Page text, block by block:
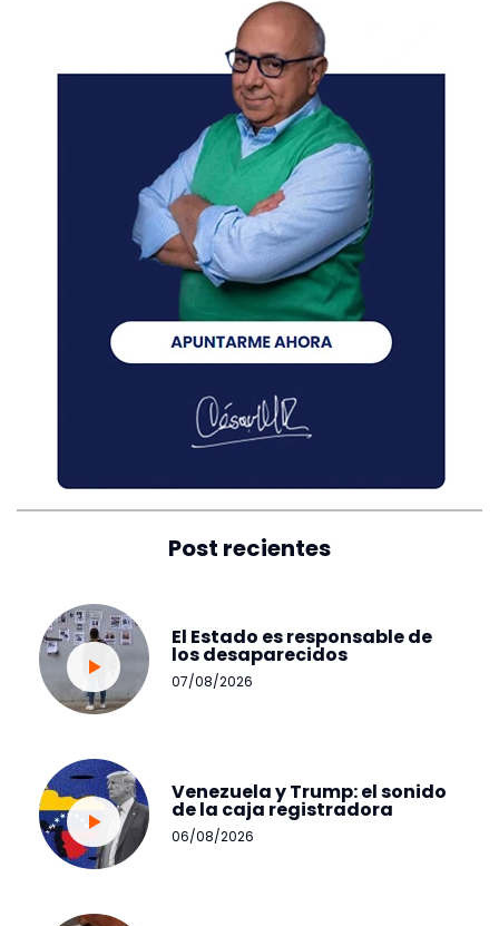
Post recientes
El Estado es responsable de
los desaparecidos
07/08/2026
Venezuela y Trump: el sonido
de la caja registradora
06/08/2026